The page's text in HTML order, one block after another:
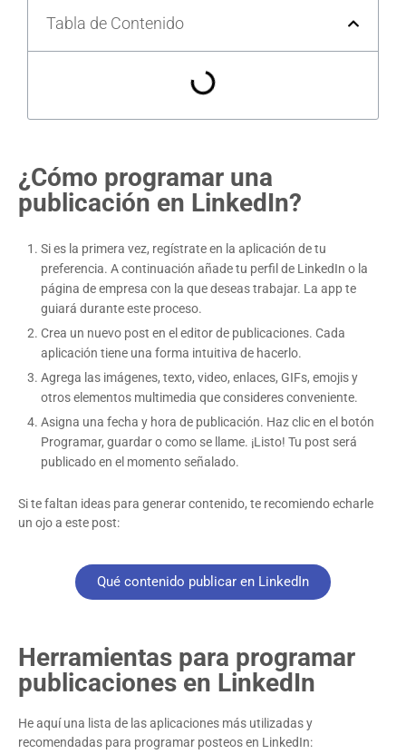
Tabla de Contenido
¿Cómo programar una
publicación en LinkedIn?
Si es la primera vez, regístrate en la aplicación de tu
preferencia. A continuación añade tu perfil de LinkedIn o la
página de empresa con la que deseas trabajar. La app te
guiará durante este proceso.
Crea un nuevo post en el editor de publicaciones. Cada
aplicación tiene una forma intuitiva de hacerlo.
Agrega las imágenes, texto, video, enlaces, GIFs, emojis y
otros elementos multimedia que consideres conveniente.
Asigna una fecha y hora de publicación. Haz clic en el botón
Programar, guardar o como se llame. ¡Listo! Tu post será
publicado en el momento señalado.
Si te faltan ideas para generar contenido, te recomiendo echarle
un ojo a este post:
Qué contenido publicar en LinkedIn
Herramientas para programar
publicaciones en LinkedIn
He aquí una lista de las aplicaciones más utilizadas y
recomendadas para programar posteos en LinkedIn: